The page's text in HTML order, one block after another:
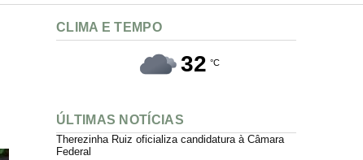
CLIMA E TEMPO
32 °C
ÚLTIMAS NOTÍCIAS
Therezinha Ruiz oficializa candidatura à Câmara
Federal